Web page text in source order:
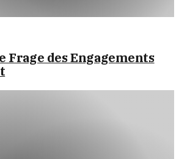
Frage des Engagements